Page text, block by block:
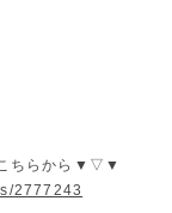
ちらから▼▽▼
2777243